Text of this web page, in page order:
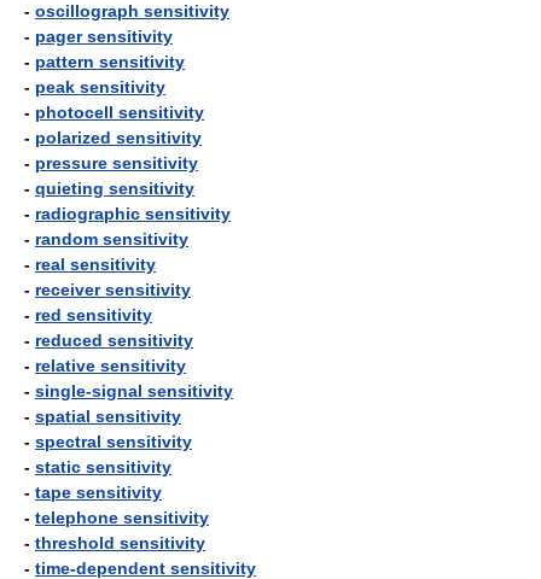
- oscillograph sensitivity
- pager sensitivity
- pattern sensitivity
- peak sensitivity
- photocell sensitivity
- polarized sensitivity
- pressure sensitivity
- quieting sensitivity
- radiographic sensitivity
- random sensitivity
- real sensitivity
- receiver sensitivity
- red sensitivity
- reduced sensitivity
- relative sensitivity
- single-signal sensitivity
- spatial sensitivity
- spectral sensitivity
- static sensitivity
- tape sensitivity
- telephone sensitivity
- threshold sensitivity
- time-dependent sensitivity